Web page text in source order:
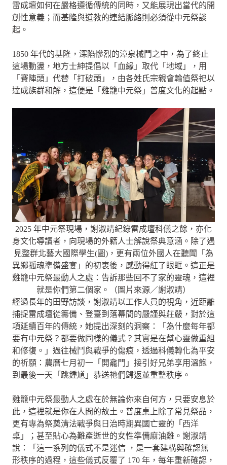
雷成壇如何在嚴格遵循傳統的同時，又能展現出當代的開
創性意義；而基隆與道教的連結脈絡則必須從中元祭談
起。
1850 年代的基隆，深陷慘烈的漳泉械鬥之中，為了終止
這場動盪，地方士紳提倡以「血緣」取代「地域」，用
「賽陣頭」代替「打破頭」，由各姓氏宗親會輪值祭祀以
達成族群和解，這便是「雞籠中元祭」普度文化的起點。
2025 年中元祭現場，謝淑靖紀錄雷成壇科儀之餘，亦化
身文化導讀者，向現場的外籍人士解說祭典意涵。除了遇
見整群北藝大國際學生(圖)，更有兩位外國人在聽聞「為
異鄉孤魂準備盛宴」的初衷後，感動得紅了眼眶。這正是
雞籠中元祭最動人之處：告訴那些回不了家的靈魂，這裡
就是你們第二個家。（圖片來源／謝淑靖）
經過長年的田野訪談，謝淑靖以工作人員的視角，近距離
捕捉雷成壇從籌備、登臺到落幕間的嚴謹與莊嚴，對於這
項延續百年的傳統，她提出深刻的洞察：「為什麼每年都
要有中元祭？都要做同樣的儀式？其實是在幫心靈做重組
和修復。」過往械鬥與戰爭的傷痕，透過科儀轉化為平安
的祈願：農曆七月初一「開龕門」接引好兄弟享用溫飽，
到最後一天「跳鍾馗」恭送祂們歸返並重整秩序。
雞籠中元祭最動人之處在於無論你來自何方，只要安息於
此，這裡就是你在人間的故土。普度桌上除了常見祭品，
更有專為祭奠清法戰爭與日治時期異國亡靈的「西洋
桌」；甚至貼心為難產逝世的女性準備麻油雞。謝淑靖
說：「這一系列的儀式不是迷信 ，是一套建構與確認無
形秩序的過程，這些儀式反覆了 170 年，每年重新確認，